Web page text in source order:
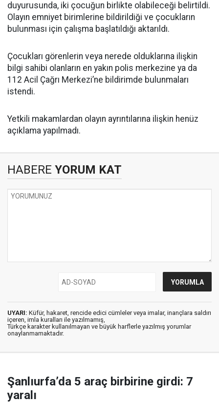
duyurusunda, iki çocuğun birlikte olabileceği belirtildi.
Olayın emniyet birimlerine bildirildiği ve çocukların
bulunması için çalışma başlatıldığı aktarıldı.
Çocukları görenlerin veya nerede olduklarına ilişkin
bilgi sahibi olanların en yakın polis merkezine ya da
112 Acil Çağrı Merkezi’ne bildirimde bulunmaları
istendi.
Yetkili makamlardan olayın ayrıntılarına ilişkin henüz
açıklama yapılmadı.
HABERE YORUM KAT
UYARI: Küfür, hakaret, rencide edici cümleler veya imalar, inançlara saldırı
içeren, imla kuralları ile yazılmamış,
Türkçe karakter kullanılmayan ve büyük harflerle yazılmış yorumlar
onaylanmamaktadır.
Şanlıurfa’da 5 araç birbirine girdi: 7
yaralı